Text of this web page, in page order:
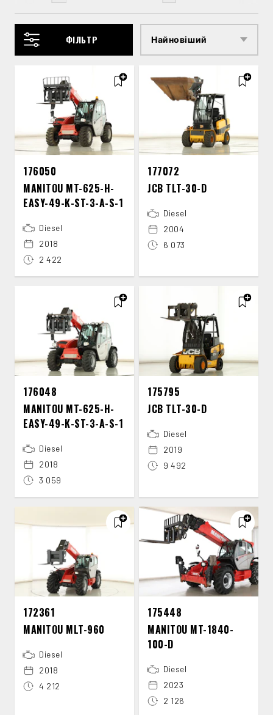
ФІЛЬТР
176050
MANITOU MT-​625-​H-​
EASY-​49-​K-​ST-​3-​A-​S-​1
Diesel
2018
2 422
177072
JCB TLT-​30-​D
Diesel
2004
6 073
176048
MANITOU MT-​625-​H-​
EASY-​49-​K-​ST-​3-​A-​S-​1
Diesel
2018
3 059
175795
JCB TLT-​30-​D
Diesel
2019
9 492
172361
MANITOU MLT-​960
Diesel
2018
4 212
175448
MANITOU MT-​1840-​
100-​D
Diesel
2023
2 126